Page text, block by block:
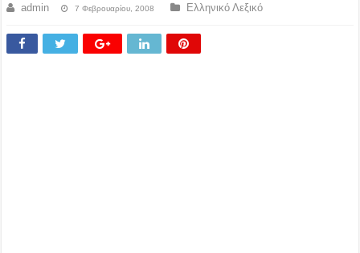
admin 7 Φεβρουαρίου, 2008 Ελληνικό Λεξικό